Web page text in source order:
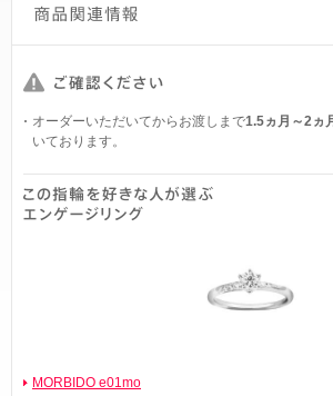
オーダーいただいてからお渡しまで1.5ヵ月～2ヵ
いております。
MORBIDO e01mo